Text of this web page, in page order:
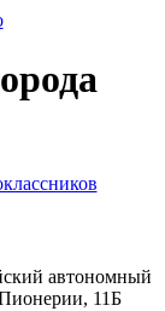
автономный
11Б